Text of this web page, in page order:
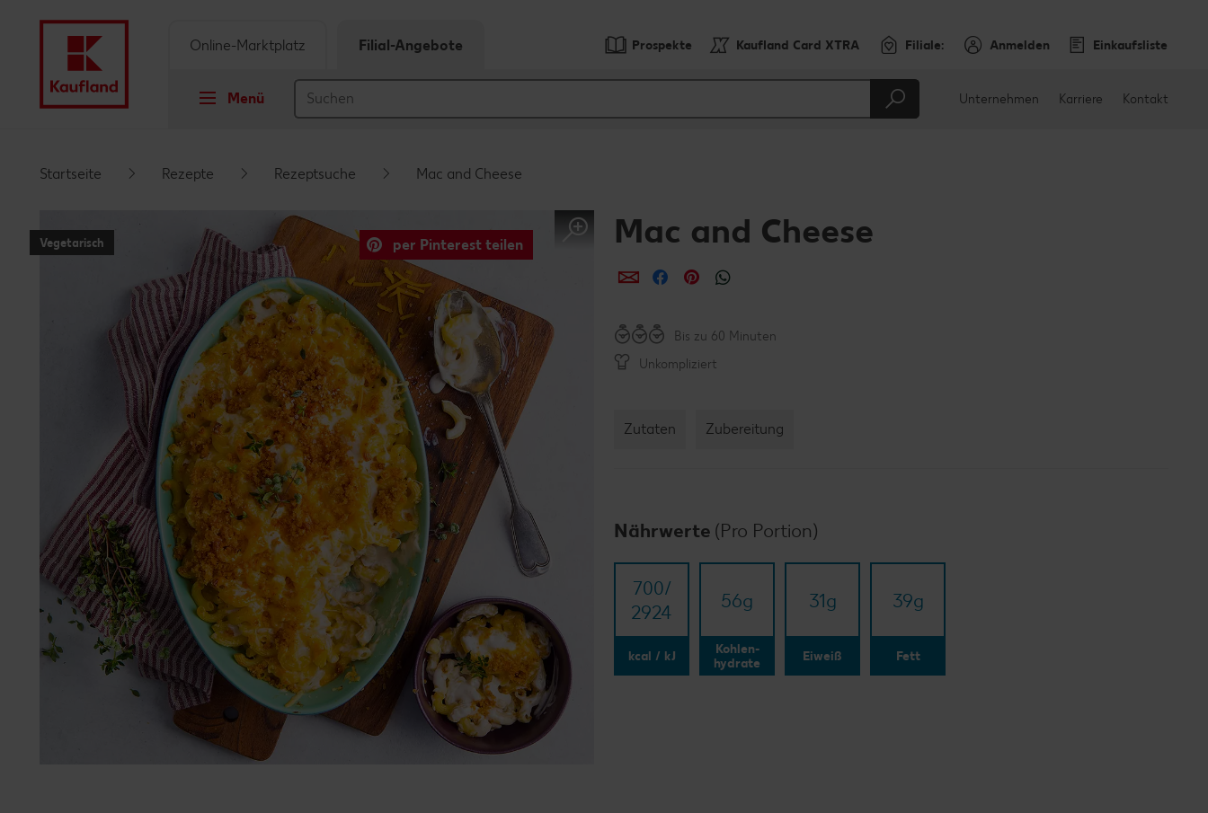
Footer
Schwebender Seitenbereich
Prospekte Kaufland Card XTRA Filiale: Anmelden Einkaufsliste
Menü
Online-Marktplatz Filial-Angebote
Unternehmen Karriere Kontakt
Startseite Rezepte Rezeptsuche Mac and Cheese
Vegetarisch per Pinterest teilen Mac and Cheese
per E-Mail teilen
per Facebook teilen
per Pinterest teilen
Bis zu 60 Minuten
Unkompliziert
Zutaten Zubereitung
Nährwerte (Pro Portion)
700/​
2924
kcal / kJ
56g
Kohlen-
hydrate
31g
Eiweiß
39g
Fett